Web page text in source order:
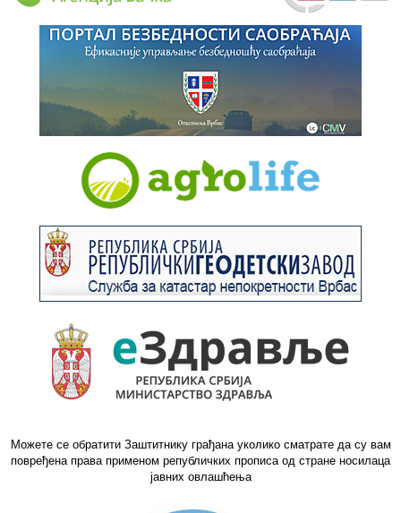
Можете се обратити Заштитнику грађана уколико сматрате да су вам
повређена права применом републичких прописа од стране носилаца
јавних овлашћења